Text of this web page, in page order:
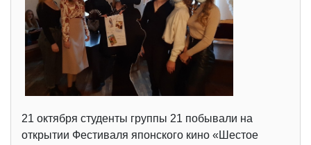
21 октября студенты группы 21 побывали на
открытии Фестиваля японского кино «Шестое